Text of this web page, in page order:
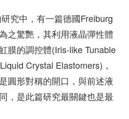
究中，有一篇德國Freiburg
之驚艷，其利用液晶彈性體
膜的調控體(Iris-like Tunable
Crystal Elastomers)，
圓形對稱的開口，與前述液
，是此篇研究最關鍵也是最